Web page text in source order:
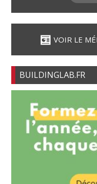
VOIR LE
BUILDINGLAB.FR